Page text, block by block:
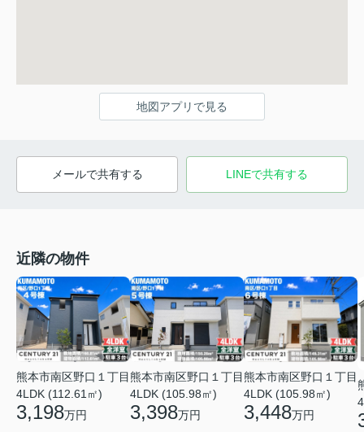
地図アプリで見る
メールで共有する LINEで共有する
近隣の物件
熊本市南区野口１丁目
4LDK (112.61㎡)
3,198万円
熊本市南区野口１丁目
4LDK (105.98㎡)
3,398万円
熊本市南区野口１丁目
4LDK (105.98㎡)
3,448万円